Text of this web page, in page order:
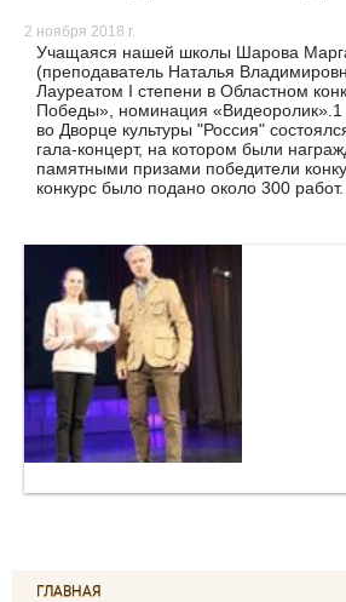
2 ноября 2018 г.
Учащаяся нашей школы Шарова
(преподаватель Наталья
Лауреатом I степени в Областном
Победы», номинация «Видеоролик».1
во Дворце культуры "Россия"
гала-концерт, на котором были
памятными призами победители
конкурс было подано около 300 работ.
ГЛАВНАЯ